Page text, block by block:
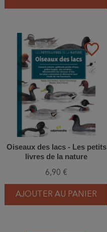
favorite_border
Oiseaux des lacs - Les petits
livres de la nature
6,90 €
AJOUTER AU PANIER